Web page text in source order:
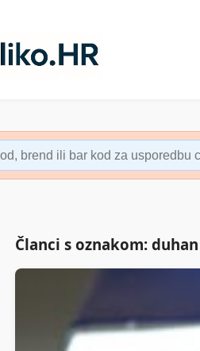
Članci s oznakom: duhan